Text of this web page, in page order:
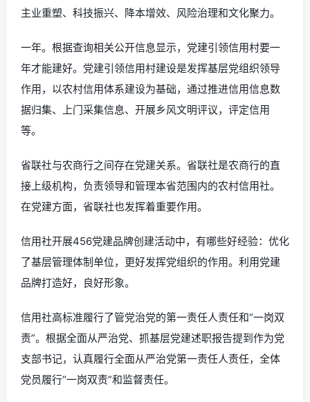
主业重塑、科技振兴、降本增效、风险治理和文化聚力。
一年。根据查询相关公开信息显示，党建引领信用村要一
年才能建好。党建引领信用村建设是发挥基层党组织领导
作用，以农村信用体系建设为基础，通过推进信用信息数
据归集、上门采集信息、开展乡风文明评议，评定信用
等。
省联社与农商行之间存在党建关系。省联社是农商行的直
接上级机构，负责领导和管理本省范围内的农村信用社。
在党建方面，省联社也发挥着重要作用。
信用社开展456党建品牌创建活动中，有哪些好经验：优化
了基层管理体制单位，更好发挥党组织的作用。利用党建
品牌打造好，良好形象。
信用社高标准履行了管党治党的第一责任人责任和“一岗双
责”。根据全面从严治党、抓基层党建述职报告提到作为党
支部书记，认真履行全面从严治党第一责任人责任，全体
党员履行“一岗双责”和监督责任。